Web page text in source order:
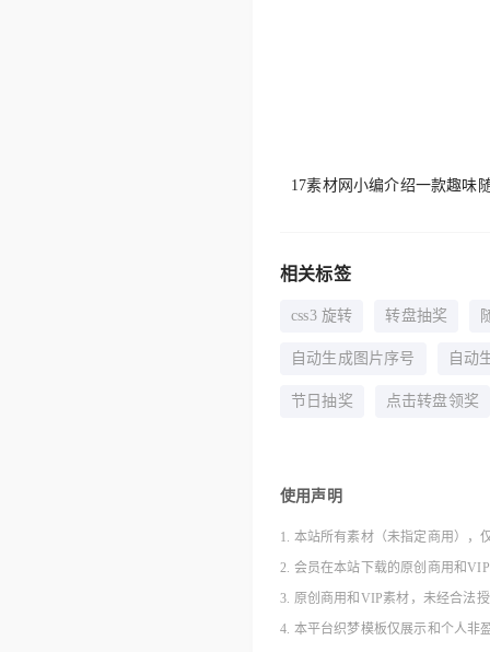
17素材网小编介绍一款趣味
相关标签
css3 旋转 转盘抽奖
自动生成图片序号 自动
节日抽奖 点击转盘领奖
使用声明
1. 本站所有素材（未指定商用），
2. 会员在本站下载的原创商用和
3. 原创商用和VIP素材，未经合法
4. 本平台织梦模板仅展示和个人非